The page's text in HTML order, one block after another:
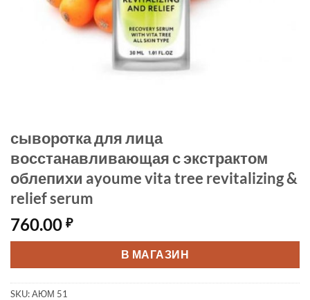
сыворотка для лица
восстанавливающая с экстрактом
облепихи ayoume vita tree revitalizing &
relief serum
760.00 ₽
В МАГАЗИН
SKU:АЮМ 51